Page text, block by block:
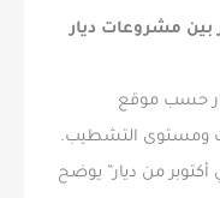
مشروعات ديار
حسب موقع
ومستوى التشطيب.
من ديار” يوضح